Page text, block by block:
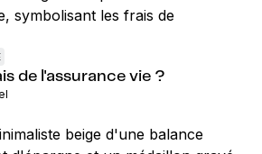
de l'assurance vie ?